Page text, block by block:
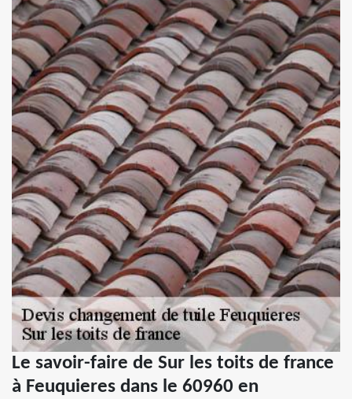
Le savoir-faire de Sur les toits de france
à Feuquieres dans le 60960 en